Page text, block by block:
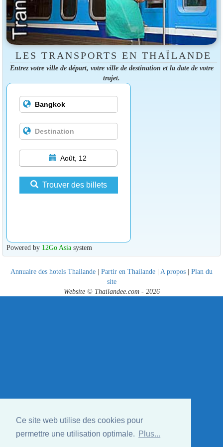
Ce site web utilise des cookies pour
permettre une utilisation optimale.
Plus...
LES TRANSPORTS EN THAÏLANDE
Entrez votre ville de départ, votre ville de destination et la date de votre
trajet.
Août, 12
Trouver des billets
Powered by 12Go Asiasystem
Annuaire des hotels Thailande | Partir en Thailande | A propos | Plan du
site
Website © Thailandee.com - 2026